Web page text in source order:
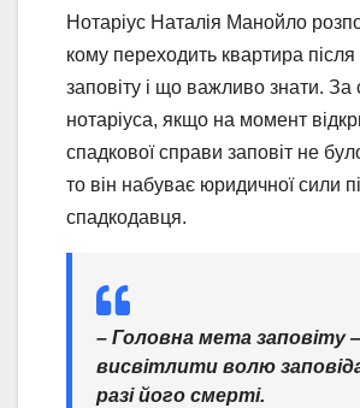
Нотаріус Наталія Манойло
кому переходить квартира після
заповіту і що важливо знати. За
нотаріуса, якщо на момент
спадкової справи заповіт не
то він набуває юридичної сили
спадкодавця.
– Головна мета заповіту
висвітлити волю
разі його смерті.